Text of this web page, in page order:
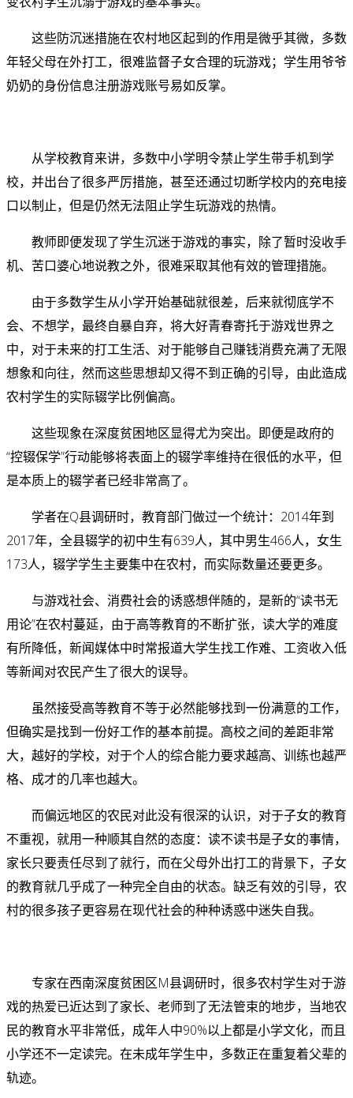
这些防沉迷措施在农村地区起到的作用是微乎其微，多数
年轻父母在外打工，很难监督子女合理的玩游戏；学生用爷爷
奶奶的身份信息注册游戏账号易如反掌。
从学校教育来讲，多数中小学明令禁止学生带手机到学
校，并出台了很多严厉措施，甚至还通过切断学校内的充电接
口以制止，但是仍然无法阻止学生玩游戏的热情。
教师即便发现了学生沉迷于游戏的事实，除了暂时没收手
机、苦口婆心地说教之外，很难采取其他有效的管理措施。
由于多数学生从小学开始基础就很差，后来就彻底学不
会、不想学，最终自暴自弃，将大好青春寄托于游戏世界之
中，对于未来的打工生活、对于能够自己赚钱消费充满了无限
想象和向往，然而这些思想却又得不到正确的引导，由此造成
农村学生的实际辍学比例偏高。
这些现象在深度贫困地区显得尤为突出。即便是政府的
“控辍保学”行动能够将表面上的辍学率维持在很低的水平，但
是本质上的辍学者已经非常高了。
学者在Q县调研时，教育部门做过一个统计：2014年到
2017年，全县辍学的初中生有639人，其中男生466人，女生
173人，辍学学生主要集中在农村，而实际数量还要更多。
与游戏社会、消费社会的诱惑想伴随的，是新的“读书无
用论”在农村蔓延，由于高等教育的不断扩张，读大学的难度
有所降低，新闻媒体中时常报道大学生找工作难、工资收入低
等新闻对农民产生了很大的误导。
虽然接受高等教育不等于必然能够找到一份满意的工作，
但确实是找到一份好工作的基本前提。高校之间的差距非常
大，越好的学校，对于个人的综合能力要求越高、训练也越严
格、成才的几率也越大。
而偏远地区的农民对此没有很深的认识，对于子女的教育
不重视，就用一种顺其自然的态度：读不读书是子女的事情，
家长只要责任尽到了就行，而在父母外出打工的背景下，子女
的教育就几乎成了一种完全自由的状态。缺乏有效的引导，农
村的很多孩子更容易在现代社会的种种诱惑中迷失自我。
专家在西南深度贫困区M县调研时，很多农村学生对于游
戏的热爱已近达到了家长、老师到了无法管束的地步，当地农
民的教育水平非常低，成年人中90%以上都是小学文化，而且
小学还不一定读完。 在未成年学生中，多数正在重复着父辈的
轨迹。